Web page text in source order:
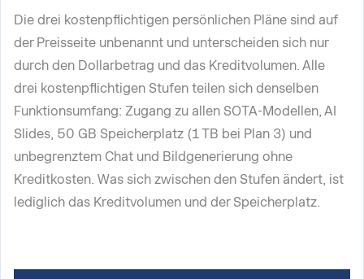
Die drei kostenpflichtigen persönlichen Pläne sind auf
der Preisseite unbenannt und unterscheiden sich nur
durch den Dollarbetrag und das Kreditvolumen. Alle
drei kostenpflichtigen Stufen teilen sich denselben
Funktionsumfang: Zugang zu allen SOTA-Modellen, AI
Slides, 50 GB Speicherplatz (1 TB bei Plan 3) und
unbegrenztem Chat und Bildgenerierung ohne
Kreditkosten. Was sich zwischen den Stufen ändert, ist
lediglich das Kreditvolumen und der Speicherplatz.